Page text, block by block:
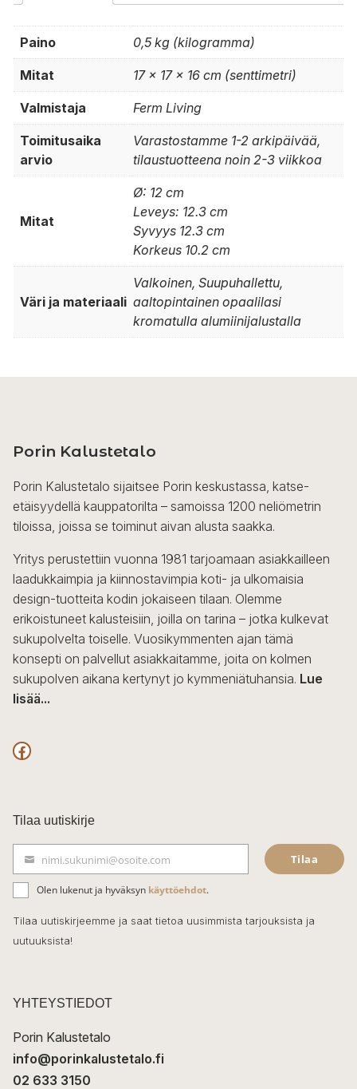
Paino 0,5 kg (kilogramma)
Mitat 17 × 17 × 16 cm (senttimetri)
Valmistaja Ferm Living
Toimitusaika
arvio
Varastostamme 1-2 arkipäivää,
tilaustuotteena noin 2-3 viikkoa
Mitat
Ø: 12 cm
Leveys: 12.3 cm
Syvyys 12.3 cm
Korkeus 10.2 cm
Väri ja materiaali
Valkoinen, Suupuhallettu,
aaltopintainen opaalilasi
kromatulla alumiinijalustalla
Porin Kalustetalo
Porin Kalustetalo sijaitsee Porin keskustassa, katse-
etäisyydellä kauppatorilta – samoissa 1200 neliömetrin
tiloissa, joissa se toiminut aivan alusta saakka.
Yritys perustettiin vuonna 1981 tarjoamaan asiakkailleen
laadukkaimpia ja kiinnostavimpia koti- ja ulkomaisia
design-tuotteita kodin jokaiseen tilaan. Olemme
erikoistuneet kalusteisiin, joilla on tarina – jotka kulkevat
sukupolvelta toiselle. Vuosikymmenten ajan tämä
konsepti on palvellut asiakkaitamme, joita on kolmen
sukupolven aikana kertynyt jo kymmeniätuhansia. Lue
lisää...
F
c
e
b
o
o
k
Tilaa uutiskirje
ä
h
k
t
nimi.sukunimi@osoite.com Tilaa
Olen lukenut ja hyväksyn käyttöehdot.
Tilaa uutiskirjeemme ja saat tietoa uusimmista tarjouksista ja
uutuuksista!
YHTEYSTIEDOT
Porin Kalustetalo
info@porinkalustetalo.fi
02 633 3150